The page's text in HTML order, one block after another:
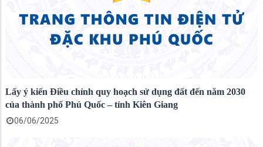
Lấy ý kiến Điều chỉnh quy hoạch sử dụng đất đến năm 2030
của thành phố Phú Quốc – tỉnh Kiên Giang
06/06/2025